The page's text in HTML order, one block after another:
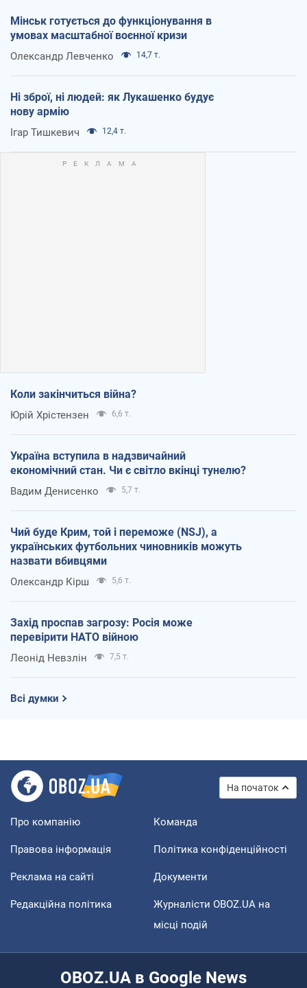
Мінськ готується до функціонування в
умовах масштабної воєнної кризи
Олександр Левченко 14,7 т.
Ні зброї, ні людей: як Лукашенко будує
нову армію
Ігар Тишкевич 12,4 т.
Коли закінчиться війна?
Юрій Хрістензен 6,6 т.
Україна вступила в надзвичайний
економічний стан. Чи є світло вкінці тунелю?
Вадим Денисенко 5,7 т.
Чий буде Крим, той і переможе (NSJ), а
українських футбольних чиновників можуть
назвати вбивцями
Олександр Кірш 5,6 т.
Захід проспав загрозу: Росія може
перевірити НАТО війною
Леонід Невзлін 7,5 т.
Всі думки
На початок
Про компанію Команда
Правова інформація Політика конфіденційності
Реклама на сайті Документи
Редакційна політика
Журналісти OBOZ.UA на
місці подій
OBOZ.UA в Google News